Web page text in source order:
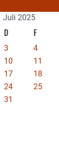
Juli 2025
D F
3 4
10 11
17 18
24 25
31